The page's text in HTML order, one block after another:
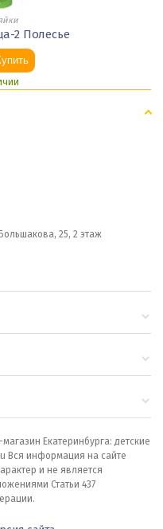
2 Полесье
25, 2 этаж
Екатеринбурга: детские
Вся информация на сайте
и не является
Статьи 437